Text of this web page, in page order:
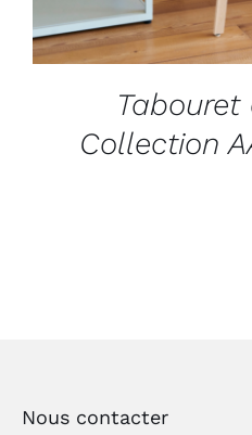
Collection
Nous contacter